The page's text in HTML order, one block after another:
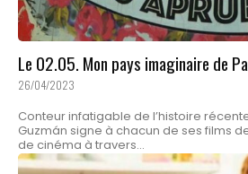
Le 02.05. Mon pays imaginaire de
26/04/2023
Conteur infatigable de l’histoire
Guzmán signe à chacun de ses films
de cinéma à travers...